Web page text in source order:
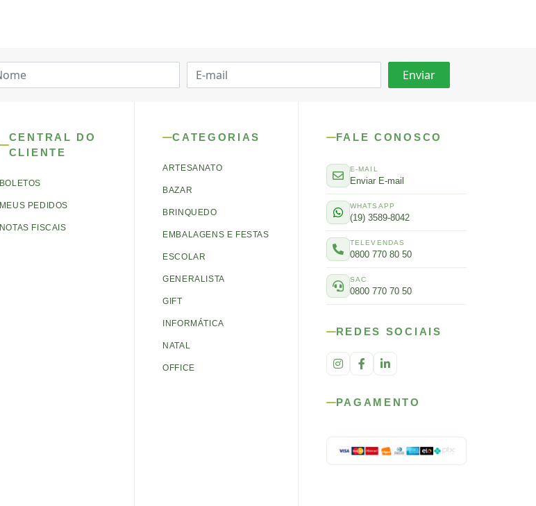
CENTRAL DO
CLIENTE
BOLETOS
MEUS PEDIDOS
NOTAS FISCAIS
CATEGORIAS
ARTESANATO
BAZAR
BRINQUEDO
EMBALAGENS E FESTAS
ESCOLAR
GENERALISTA
GIFT
INFORMÁTICA
NATAL
OFFICE
FALE CONOSCO
E-MAIL
Enviar E-mail
WHATSAPP
(19) 3589-8042
TELEVENDAS
0800 770 80 50
SAC
0800 770 70 50
REDES SOCIAIS
PAGAMENTO